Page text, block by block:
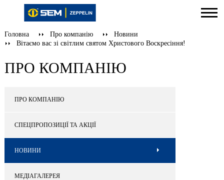
Головна Про компанію
Новини
Вітаємо вас зі світлим святом Христового Воскресіння!
ПРО КОМПАНІЮ
ПРО КОМПАНІЮ
СПЕЦПРОПОЗИЦІЇ ТА АКЦІЇ
НОВИНИ
МЕДІАГАЛЕРЕЯ